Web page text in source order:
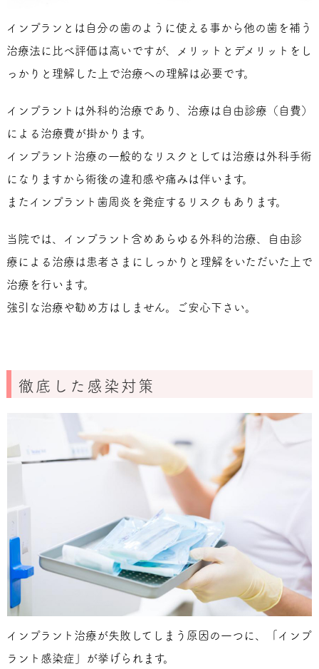
インプランとは自分の歯のように使える事から他の歯を補う
治療法に比べ評価は高いですが、メリットとデメリットをし
っかりと理解した上で治療への理解は必要です。
インプラントは外科的治療であり、治療は自由診療（自費）
による治療費が掛かります。
インプラント治療の一般的なリスクとしては治療は外科手術
になりますから術後の違和感や痛みは伴います。
またインプラント歯周炎を発症するリスクもあります。
当院では、インプラント含めあらゆる外科的治療、自由診
療による治療は患者さまにしっかりと理解をいただいた上で
治療を行います。
強引な治療や勧め方はしません。ご安心下さい。
徹底した感染対策
インプラント治療が失敗してしまう原因の一つに、「インプ
ラント感染症」が挙げられます。